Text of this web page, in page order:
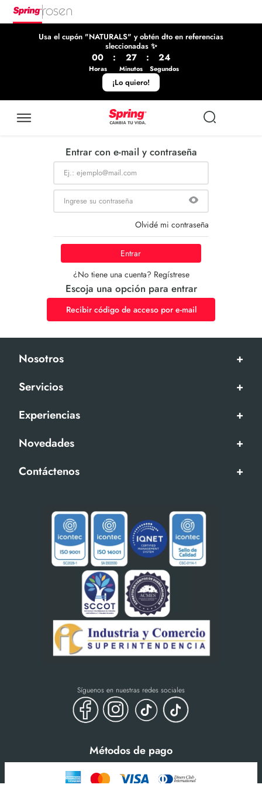
Usa el cupón "NATURALS" y obtén dto en referencias
sleccionadas ✨
00
Horas
: 27
Minutos
: 24
Segundos
¡Lo quiero!
Escoja una opción para entrar
Recibir código de acceso por e-mail
Entrar con e-mail y contraseña
Olvidé mi contraseña
Entrar
¿No tiene una cuenta? Regístrese
Nosotros
+
Servicios
+
Experiencias
+
Novedades
+
Contáctenos
+
Síguenos en nuestras redes sociales
Métodos de pago